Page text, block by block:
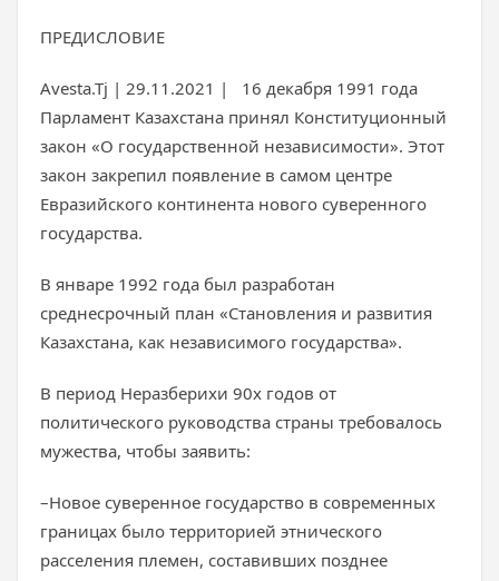
ПРЕДИСЛОВИЕ
Avesta.Tj | 29.11.2021 | 16 декабря 1991 года
Парламент Казахстана принял Конституционный
закон «О государственной независимости». Этот
закон закрепил появление в самом центре
Евразийского континента нового суверенного
государства.
В январе 1992 года был разработан
среднесрочный план «Становления и развития
Казахстана, как независимого государства».
В период Неразберихи 90х годов от
политического руководства страны требовалось
мужества, чтобы заявить:
–Новое суверенное государство в современных
границах было территорией этнического
расселения племен, составивших позднее